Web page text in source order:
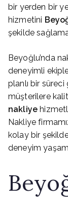
bir yerden bir
hizmetini
şekilde
Beyoğlu’nda
deneyimli
planlı bir
müşterilere
nakliye
Nakliye
kolay bir
deneyim